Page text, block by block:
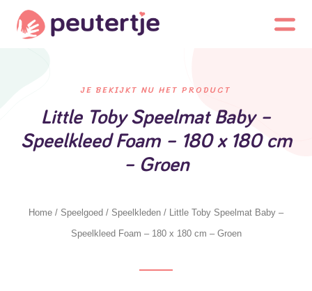
JE BEKIJKT NU HET PRODUCT
Little Toby Speelmat Baby –
Speelkleed Foam – 180 x 180 cm
– Groen
Home / Speelgoed / Speelkleden / Little Toby Speelmat Baby –
Speelkleed Foam – 180 x 180 cm – Groen